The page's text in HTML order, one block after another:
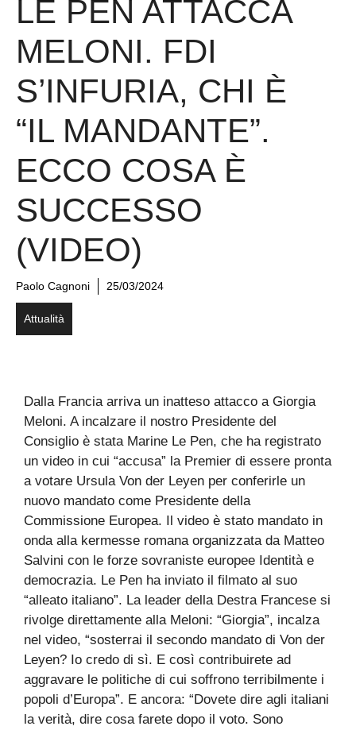
LE PEN ATTACCA
MELONI. FDI
S’INFURIA, CHI È
“IL MANDANTE”.
ECCO COSA È
SUCCESSO
(VIDEO)
Paolo Cagnoni 25/03/2024
Attualità
Dalla Francia arriva un inatteso attacco a Giorgia
Meloni. A incalzare il nostro Presidente del
Consiglio è stata Marine Le Pen, che ha registrato
un video in cui “accusa” la Premier di essere pronta
a votare Ursula Von der Leyen per conferirle un
nuovo mandato come Presidente della
Commissione Europea. Il video è stato mandato in
onda alla kermesse romana organizzata da Matteo
Salvini con le forze sovraniste europee Identità e
democrazia. Le Pen ha inviato il filmato al suo
“alleato italiano”. La leader della Destra Francese si
rivolge direttamente alla Meloni: “Giorgia”, incalza
nel video, “sosterrai il secondo mandato di Von der
Leyen? Io credo di sì. E così contribuirete ad
aggravare le politiche di cui soffrono terribilmente i
popoli d’Europa”. E ancora: “Dovete dire agli italiani
la verità, dire cosa farete dopo il voto. Sono